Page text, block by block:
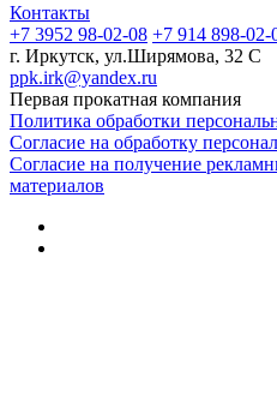
Контакты
+7 3952 98-02-08 +7 914 898-02-
г. Иркутск, ул.Ширямова, 32 С
ppk.irk@yandex.ru
Первая прокатная компания
Политика обработки
Согласие на обработку
Согласие на получение
материалов